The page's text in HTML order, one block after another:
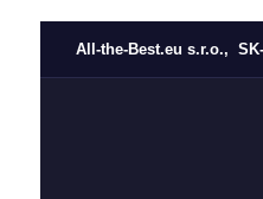
All-the-Best.eu s.r.o.,